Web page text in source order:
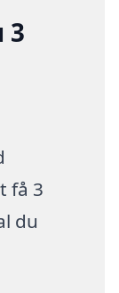
3
få 3
du